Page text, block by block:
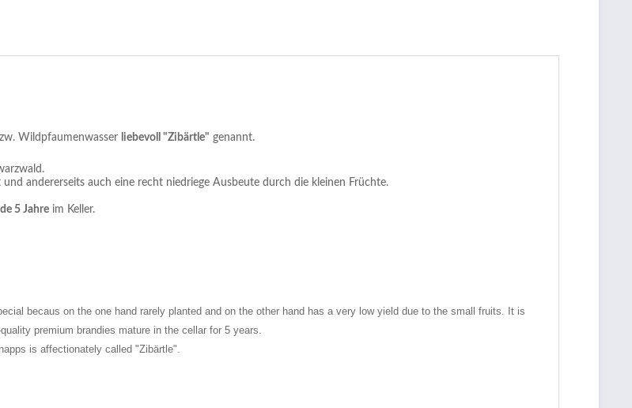
Wildpfaumenwasser liebevoll "Zibärtle" genannt.
und andererseits auch eine recht niedriege Ausbeute durch die kleinen Früchte.
5 Jahre im Keller.
becaus on the one hand rarely planted and on the other hand has a very low yield due to the small fruits. It is
premium brandies mature in the cellar for 5 years.
is affectionately called "Zibärtle".